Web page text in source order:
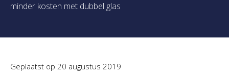
minder kosten met dubbel glas
Geplaatst op 20 augustus 2019